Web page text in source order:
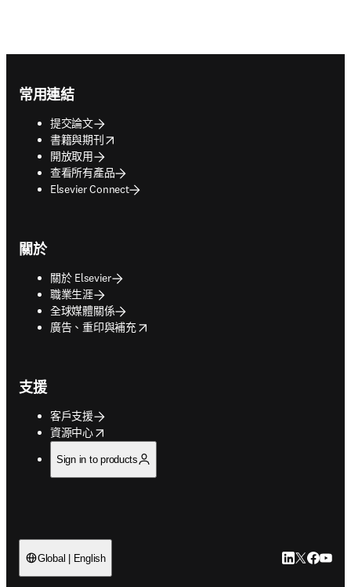
常用連結
提交論文
書籍與期刊
opens in new tab/window
開放取用
查看所有產品
Elsevier Connect
關於
關於 Elsevier
職業生涯
全球媒體關係
廣告、重印與補充
opens in new tab/window
支援
客戶支援
資源中心
opens in new tab/window
Sign in to products
Global | English LinkedIn 打
Twitter 打